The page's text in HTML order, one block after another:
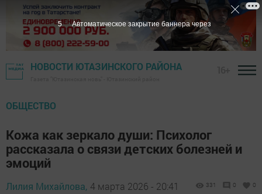
НОВОСТИ ЮТАЗИНСКОГО РАЙОНА
ОБЩЕСТВО
Кожа как зеркало души: Психолог
рассказала о связи детских болезней и
эмоций
Лилия Михайлова, 4 марта 2026 - 20:41 331 0 0
3 Автоматическое закрытие баннера через